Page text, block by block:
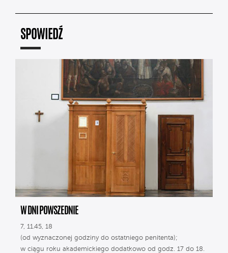
SPOWIEDŹ
W DNI POWSZEDNIE
7, 11.45, 18
(od wyznaczonej godziny do ostatniego penitenta);
w ciągu roku akademickiego dodatkowo od godz. 17 do 18.